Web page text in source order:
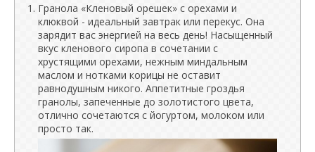
Гранола «Кленовый орешек» с орехами и
клюквой - идеальный завтрак или перекус. Она
зарядит вас энергией на весь день! Насыщенный
вкус кленового сиропа в сочетании с
хрустящими орехами, нежным миндальным
маслом и нотками корицы не оставит
равнодушным никого. Аппетитные гроздья
гранолы, запеченные до золотистого цвета,
отлично сочетаются с йогуртом, молоком или
просто так.